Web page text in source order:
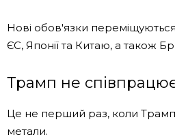
Нові обов'язки
ЄС, Японії та Китаю, а також
Трамп не
Це не перший раз, коли
метали.